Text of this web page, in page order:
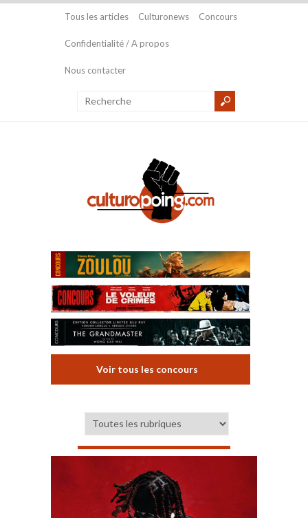
Tous les articles Culturonews Concours
Confidentialité / A propos
Nous contacter
Voir tous les concours